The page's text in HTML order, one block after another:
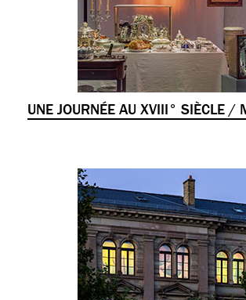
UNE JOURNÉE AU XVIII° SIÈCLE /